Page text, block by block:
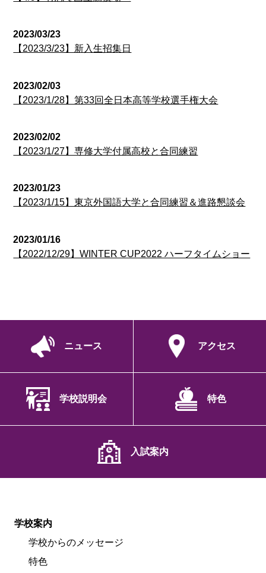
2023/03/23
【2023/3/23】新入生招集日
2023/02/03
【2023/1/28】第33回全日本高等学校選手権大会
2023/02/02
【2023/1/27】専修大学付属高校と合同練習
2023/01/23
【2023/1/15】東京外国語大学と合同練習＆進路懇談会
2023/01/16
【2022/12/29】WINTER CUP2022 ハーフタイムショー
ニュース アクセス
学校説明会 特色
入試案内
学校案内
学校からのメッセージ
特色